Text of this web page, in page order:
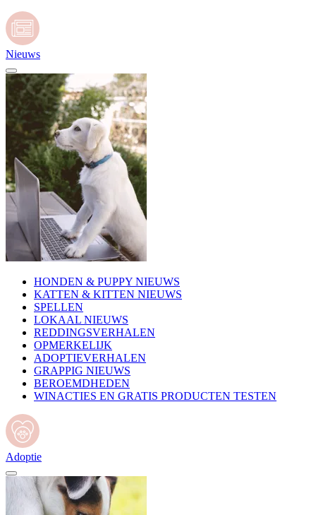
Nieuws
HONDEN & PUPPY NIEUWS
KATTEN & KITTEN NIEUWS
SPELLEN
LOKAAL NIEUWS
REDDINGSVERHALEN
OPMERKELIJK
ADOPTIEVERHALEN
GRAPPIG NIEUWS
BEROEMDHEDEN
WINACTIES EN GRATIS PRODUCTEN TESTEN
Adoptie